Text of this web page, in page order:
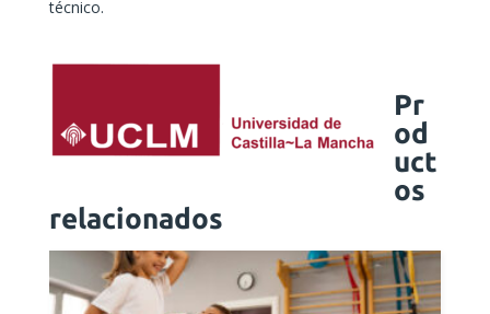
técnico.
Pr
od
uct
os
relacionados